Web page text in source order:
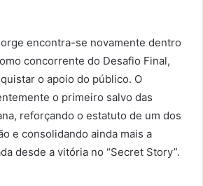
encontra-se novamente dentro
concorrente do Desafio Final,
o apoio do público. O
o primeiro salvo das
reforçando o estatuto de um dos
e consolidando ainda mais a
desde a vitória no “Secret Story”.